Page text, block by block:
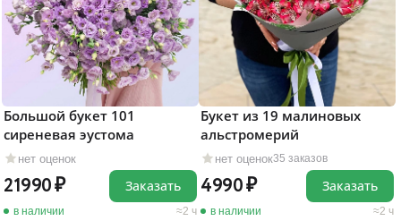
нет оценок
Большой букет 101
сиреневая эустома
21990
в наличии 2 ч
Заказать
нет оценок35 заказов
Букет из 19 малиновых
альстромерий
4990
в наличии 2 ч
Заказать